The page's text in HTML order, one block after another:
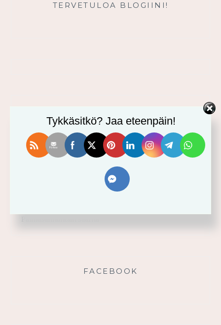
TERVETULOA BLOGIINI!
Usko tai älä! -minikurssi ja sen videot
Vahvistu armosta!
FACEBOOK
Tykkäsitkö? Jaa eteenpäin!